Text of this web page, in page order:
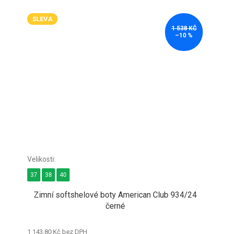
SLEVA
1 538 KČ
–10 %
Zimní softshelové boty American Club 934/24
černé
1 143,80 Kč bez DPH
37 38 40